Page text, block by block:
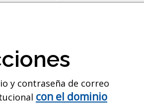
y contraseña de correo
con el dominio